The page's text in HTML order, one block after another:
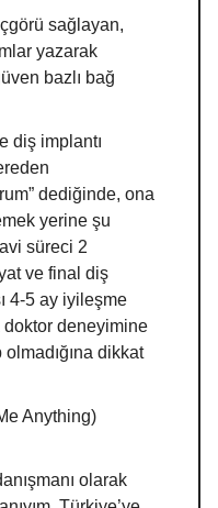
sağlayan,
yazarak
bazlı bağ
diş implantı
dediğinde, ona
yerine şu
süreci 2
ve final diş
4-5 ay iyileşme
deneyimine
dikkat
Anything)
olarak